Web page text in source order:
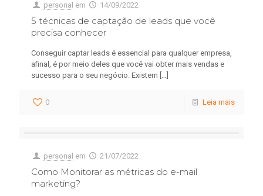
personal em 14/09/2022
5 técnicas de captação de leads que você
precisa conhecer
Conseguir captar leads é essencial para qualquer empresa,
afinal, é por meio deles que você vai obter mais vendas e
sucesso para o seu negócio. Existem […]
0 Leia mais
personal em 21/07/2022
Como Monitorar as métricas do e-mail
marketing?